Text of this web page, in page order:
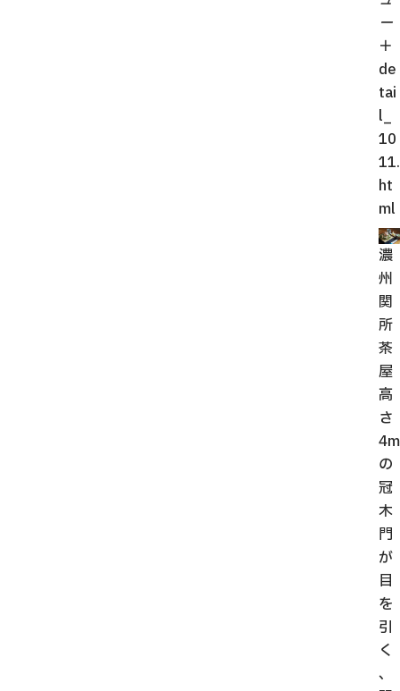
ー
＋
de
tai
l_
10
11.
ht
ml
濃
州
関
所
茶
屋
高
さ
4m
の
冠
木
門
が
目
を
引
く
、